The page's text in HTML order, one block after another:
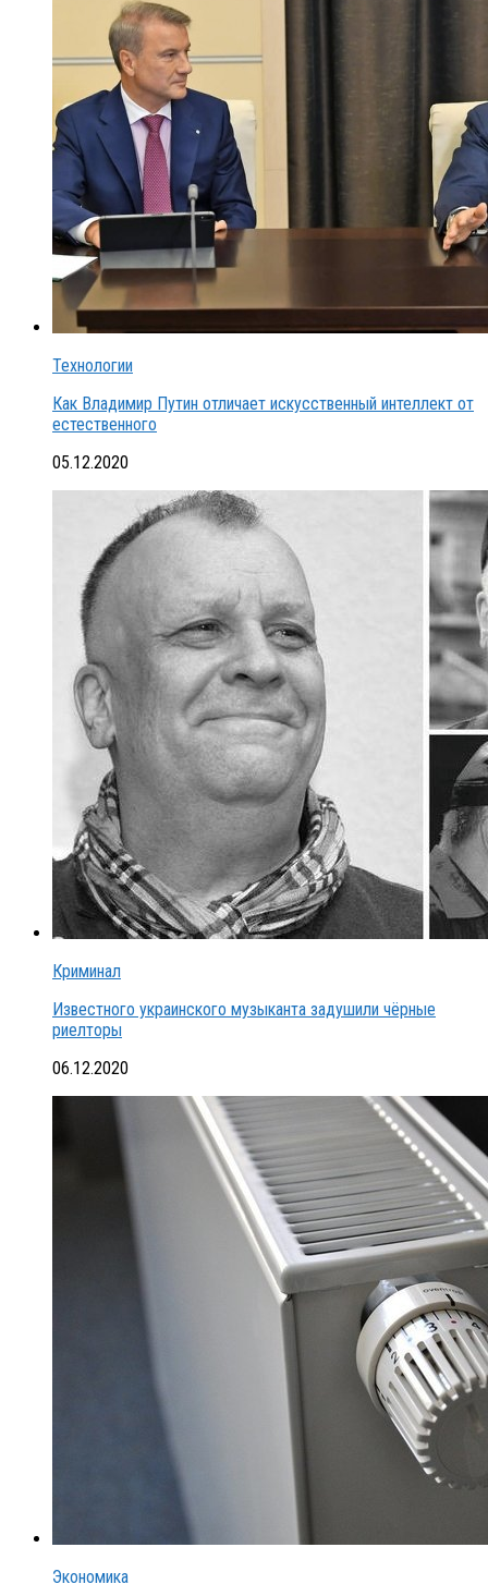
Технологии
Как Владимир Путин отличает искусственный интеллект от
естественного
05.12.2020
Криминал
Известного украинского музыканта задушили чёрные
риелторы
06.12.2020
Экономика